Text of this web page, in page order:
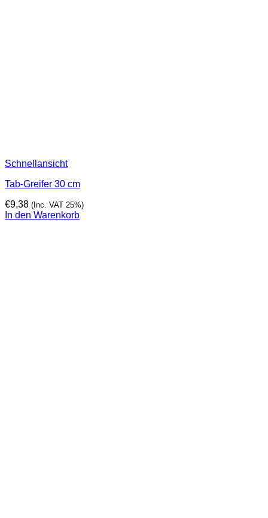
Schnellansicht
Tab-Greifer 30 cm
€9,38 (Inc. VAT 25%)
In den Warenkorb